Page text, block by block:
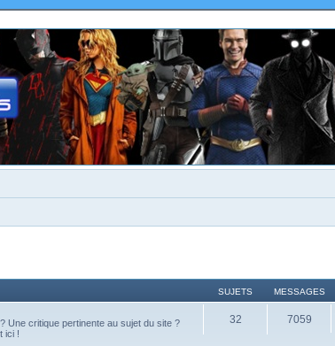
SUJETS MESSAGES
Une critique pertinente au sujet du site ?
ici !
32 7059